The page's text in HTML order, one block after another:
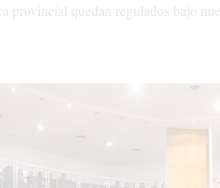
provincial quedan regulados bajo